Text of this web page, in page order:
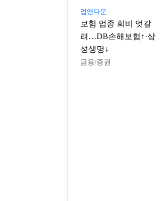
업앤다운
보험 업종 희비 엇갈
려…DB손해보험↑·삼
성생명↓
금융/증권